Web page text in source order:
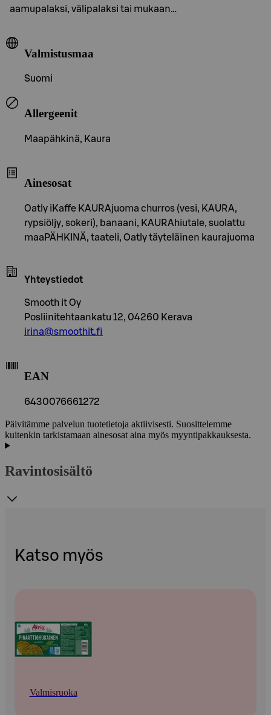
aamupalaksi, välipalaksi tai mukaan…
Valmistusmaa
Suomi
Allergeenit
Maapähkinä, Kaura
Ainesosat
Oatly iKaffe KAURAjuoma churros (vesi, KAURA,
rypsiöljy, sokeri), banaani, KAURAhiutale, suolattu
maaPÄHKINÄ, taateli, Oatly täyteläinen kaurajuoma
Yhteystiedot
Smooth it Oy
Posliinitehtaankatu 12, 04260 Kerava
irina@smoothit.fi
EAN
6430076661272
Päivitämme palvelun tuotetietoja aktiivisesti. Suosittelemme
kuitenkin tarkistamaan ainesosat aina myös myyntipakkauksesta.
Ravintosisältö
Katso myös
Valmisruoka